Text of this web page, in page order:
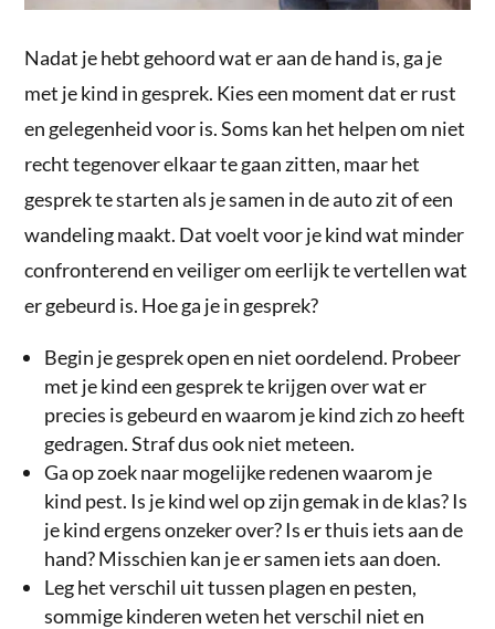
Nadat je hebt gehoord wat er aan de hand is, ga je
met je kind in gesprek. Kies een moment dat er rust
en gelegenheid voor is. Soms kan het helpen om niet
recht tegenover elkaar te gaan zitten, maar het
gesprek te starten als je samen in de auto zit of een
wandeling maakt. Dat voelt voor je kind wat minder
confronterend en veiliger om eerlijk te vertellen wat
er gebeurd is. Hoe ga je in gesprek?
Begin je gesprek open en niet oordelend. Probeer
met je kind een gesprek te krijgen over wat er
precies is gebeurd en waarom je kind zich zo heeft
gedragen. Straf dus ook niet meteen.
Ga op zoek naar mogelijke redenen waarom je
kind pest. Is je kind wel op zijn gemak in de klas? Is
je kind ergens onzeker over? Is er thuis iets aan de
hand? Misschien kan je er samen iets aan doen.
Leg het verschil uit tussen plagen en pesten,
sommige kinderen weten het verschil niet en